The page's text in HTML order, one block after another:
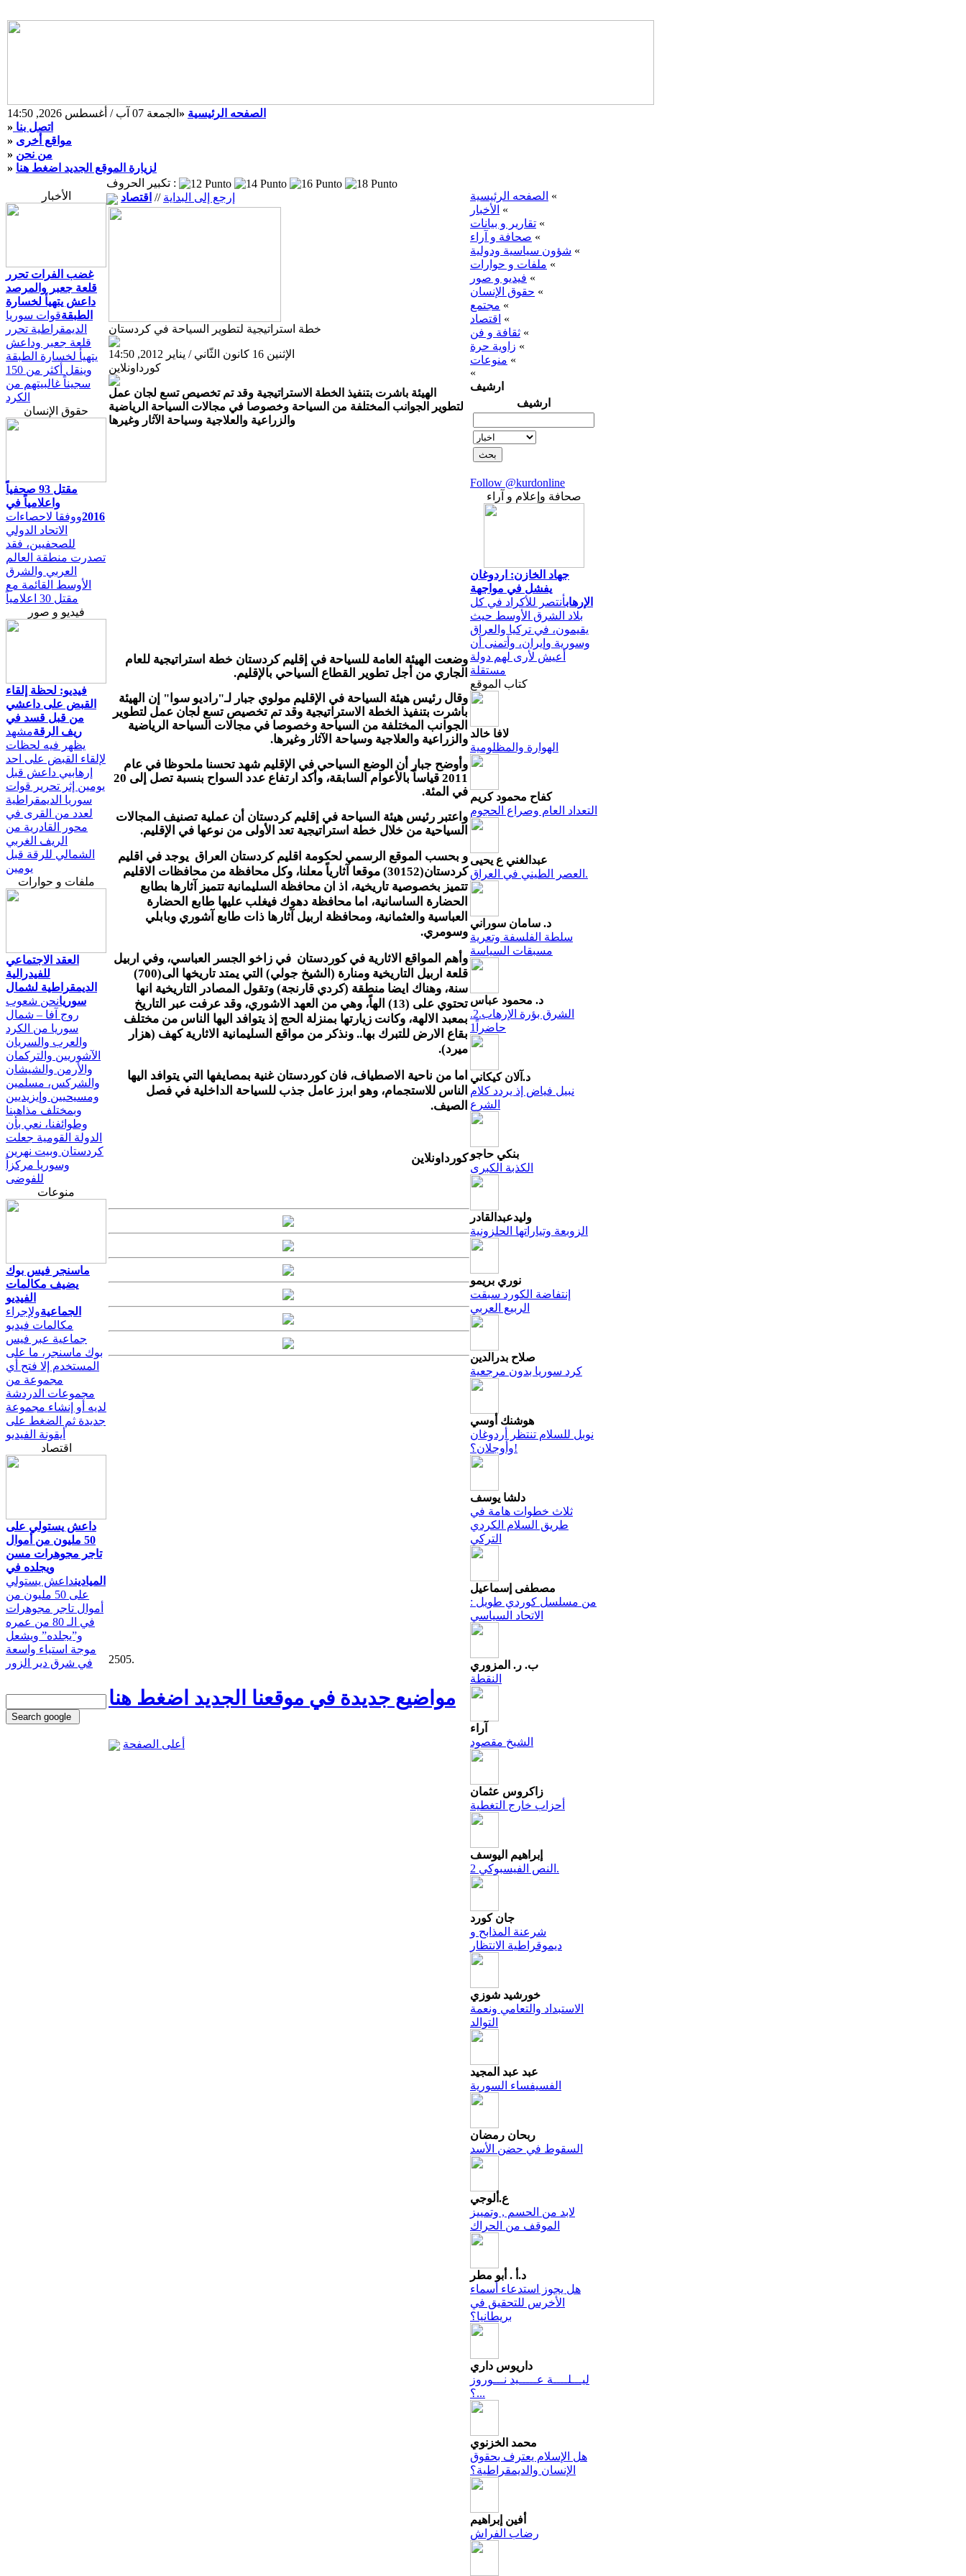
الجمعة 07 آب / أغسطس 2026, 14:50 » الصفحه الرئيسية
» اتصل بنا
» مواقع أخرى
» من نحن
» لزيارة الموقع الجديد اضغط هنا
الأخبار
غضب الفرات تحرر
قلعة جعبر والمرصد
داعش يتهيأ لخسارة
الطبقةقوات سوريا
الديمقراطية تحرر
قلعة جعبر وداعش
يتهيأ لخسارة الطبقة
وينقل أكثر من 150
سجيناً غالبيتهم من
الكرد
حقوق الإنسان
مقتل 93 صحفياً
واعلامياً في
2016ووفقا لاحصاءات
الاتحاد الدولي
للصحفيين، فقد
تصدرت منطقة العالم
العربي والشرق
الأوسط القائمة مع
مقتل 30 اعلامياً
فيديو و صور
فيديو: لحظة إلقاء
القبض على داعشي
من قبل قسد في
ريف الرقةمشهد
يظهر فيه لحظات
لإلقاء القبض على احد
إرهابيي داعش قبل
يومين إثر تحرير قوات
سوريا الديمقراطية
لعدد من القرى في
محور القادرية من
الريف الغربي
الشمالي للرقة قبل
يومين
ملفات و حوارات
العقد الاجتماعي
للفيدرالية
الديمقراطية لشمال
سوريانحن شعوب
روج آفا – شمال
سوريا من الكرد
والعرب والسريان
الآشوريين والتركمان
والأرمن والشيشان
والشركس، مسلمين
ومسيحيين وإيزيديين
وبمختلف مذاهبنا
وطوائفنا، نعي بأن
الدولة القومية جعلت
كردستان وبيت نهرين
وسوريا مركزاً
للفوضى
منوعات
ماسنجر فيس بوك
يضيف مكالمات
الفيديو
الجماعيةولإجراء
مكالمات فيديو
جماعية عبر فيس
بوك ماسنجر، ما على
المستخدم إلا فتح أي
مجموعة من
مجموعات الدردشة
لديه أو إنشاء مجموعة
جديدة ثم الضغط على
أيقونة الفيديو
اقتصاد
داعش يستولي على
50 مليون من أموال
تاجر مجوهرات مسن
ويجلده في
الميادينداعش يستولي
على 50 مليون من
أموال تاجر مجوهرات
في الـ 80 من عمره
و”يجلده” ويشعل
موجة استياء واسعة
في شرق دير الزور
تكبير الحروف :
إرجع إلى البداية // اقتصاد
خطة استراتيجية لتطوير السياحة في كردستان
الإثنين 16 كانون الثّاني / يناير 2012, 14:50
كورداونلاين
الهيئة باشرت بتنفيذ الخطة الاستراتيجية وقد تم تخصيص تسع لجان عمل
لتطوير الجوانب المختلفة من السياحة وخصوصا في مجالات السياحة الرياضية
والزراعية والعلاجية وسياحة الآثار وغيرها
وضعت الهيئة العامة للسياحة في إقليم كردستان خطة استراتيجية للعام
الجاري من أجل تطوير القطاع السياحي بالإقليم.
وقال رئيس هيئة السياحة في الإقليم مولوي جبار لـ"راديو سوا" إن الهيئة
باشرت بتنفيذ الخطة الاستراتيجية وقد تم تخصيص تسع لجان عمل لتطوير
الجوانب المختلفة من السياحة وخصوصا في مجالات السياحة الرياضية
والزراعية والعلاجية وسياحة الآثار وغيرها.
وأوضح جبار أن الوضع السياحي في الإقليم شهد تحسنا ملحوظا في عام
2011 قياساً بالأعوام السابقة، وأكد ارتفاع عدد السواح بنسبة تصل إلى 20
في المئة.
واعتبر رئيس هيئة السياحة في إقليم كردستان أن عملية تصنيف المجالات
السياحية من خلال خطة استراتيجية تعد الأولى من نوعها في الإقليم.
و بحسب الموقع الرسمي لحكومة اقليم كردستان العراق يوجد في اقليم
كردستان(30152) موقعا آثارياً معلنا، وكل محافظة من محافظات الاقليم
تتميز بخصوصية تاريخية، اذ ان محافظة السليمانية تتميز آثارها بطابع
الحضارة الساسانية، اما محافظة دهوك فيغلب عليها طابع الحضارة
العباسية والعثمانية، ومحافظة اربيل آثارها ذات طابع آشوري وبابلي
وسومري.
وأهم المواقع الاثارية في كوردستان في زاخو الجسر العباسي، وفي اربيل
قلعة اربيل التاريخية ومنارة (الشيخ جولي) التي يمتد تاريخها الى(700)
سنة، وهناك ايضا منطقة (كردي قارنجة) وتقول المصادر التاريخية انها
تحتوي على (13) الهاً، وهي من العهد الاشوري، وقد عرفت عبر التاريخ
بمعبد الالهة، وكانت زيارتها بمنزلة الحج إذ يتوافد اليها الناس من مختلف
بقاع الارض للتبرك بها.. ونذكر من مواقع السليمانية الاثارية كهف (هزار
ميرد).
اما من ناحية الاصطياف، فان كوردستان غنية بمصايفها التي يتوافد اليها
الناس للاستجمام، وهو ابرز عامل جذب للسياحة الداخلية في فصل
الصيف.
كورداونلاين
2505.
مواضيع جديدة في موقعنا الجديد اضغط هنا
أعلى الصفحة
الصفحه الرئيسية «
الأخبار «
تقارير و بيانات «
صحافة و آراء «
شؤون سياسية ودولية «
ملفات و حوارات «
فيديو و صور «
حقوق الإنسان «
مجتمع «
اقتصاد «
ثقافة و فن «
زاوية حرة «
منوعات «
«
ارشيف
ارشيف
Follow @kurdonline
صحافة وإعلام و آراء
جهاد الخازن: اردوغان
يفشل في مواجهة
الإرهابأنتصر للأكراد في كل
بلاد الشرق الأوسط حيث
يقيمون، في تركيا والعراق
وسورية وإيران، وأتمنى أن
أعيش لأرى لهم دولة
مستقلة
كتاب الموقع
لافا خالد
الهوارة والمظلومية
كفاح محمود كريم
التعداد العام وصراع الحجوم
عبدالغني ع يحيى
العصر الطيني في العراق.
د. سامان سوراني
سلطة الفلسفة وتعرية
مسبقات السياسة
د. محمود عباس
.2.الشرق بؤرة الإرهاب
حاضراً1
د.آلان كيكاني
نبيل فياض إذ يردد كلام
الشرع
بنكي حاجو
الكذبة الكبرى
وليدعبدالقادر
الزوبعة وتياراتها الحلزونية
نوري بريمو
إنتفاضة الكورد سبقت
الربيع العربي
صلاح بدرالدين
كرد سوريا بدون مرجعية
هوشنك أوسي
نوبل للسلام تنتظر أردوغان
وأوجلان؟!
دلشا يوسف
ثلاث خطوات هامة في
طريق السلام الكردي
التركي
مصطفى إسماعيل
من مسلسل كوردي طويل :
الاتحاد السياسي
ب. ر. المزوري
النقطة
آراء
الشيخ مقصود
زاكروس عثمان
أحزاب خارج التغطية
إبراهيم اليوسف
النص الفيسبوكي 2.
جان كورد
شرعنة المذابح و
ديموقراطية الانتظار
خورشيد شوزي
الاستبداد والتعامي ونعمة
التوالد
عبد عبد المجيد
الفسيفساء السورية
ربحان رمضان
السقوط في حضن الأسد
ع.ألوجي
لابد من الحسم , وتمييز
الموقف من الحراك
د.أ . أبو مطر
هل يجوز استدعاء أسماء
الأخرس للتحقيق في
بريطانيا؟
داريوس داري
ليـــلــــة عـــــيد نـــوروز
...؟
محمد الخزنوي
هل الإسلام يعترف بحقوق
الإنسان والديمقراطية؟
أفين إبراهيم
رضاب الفراش